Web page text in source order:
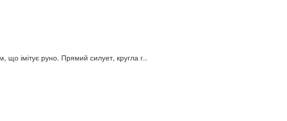
що імітує руно. Прямий силует, кругла г..